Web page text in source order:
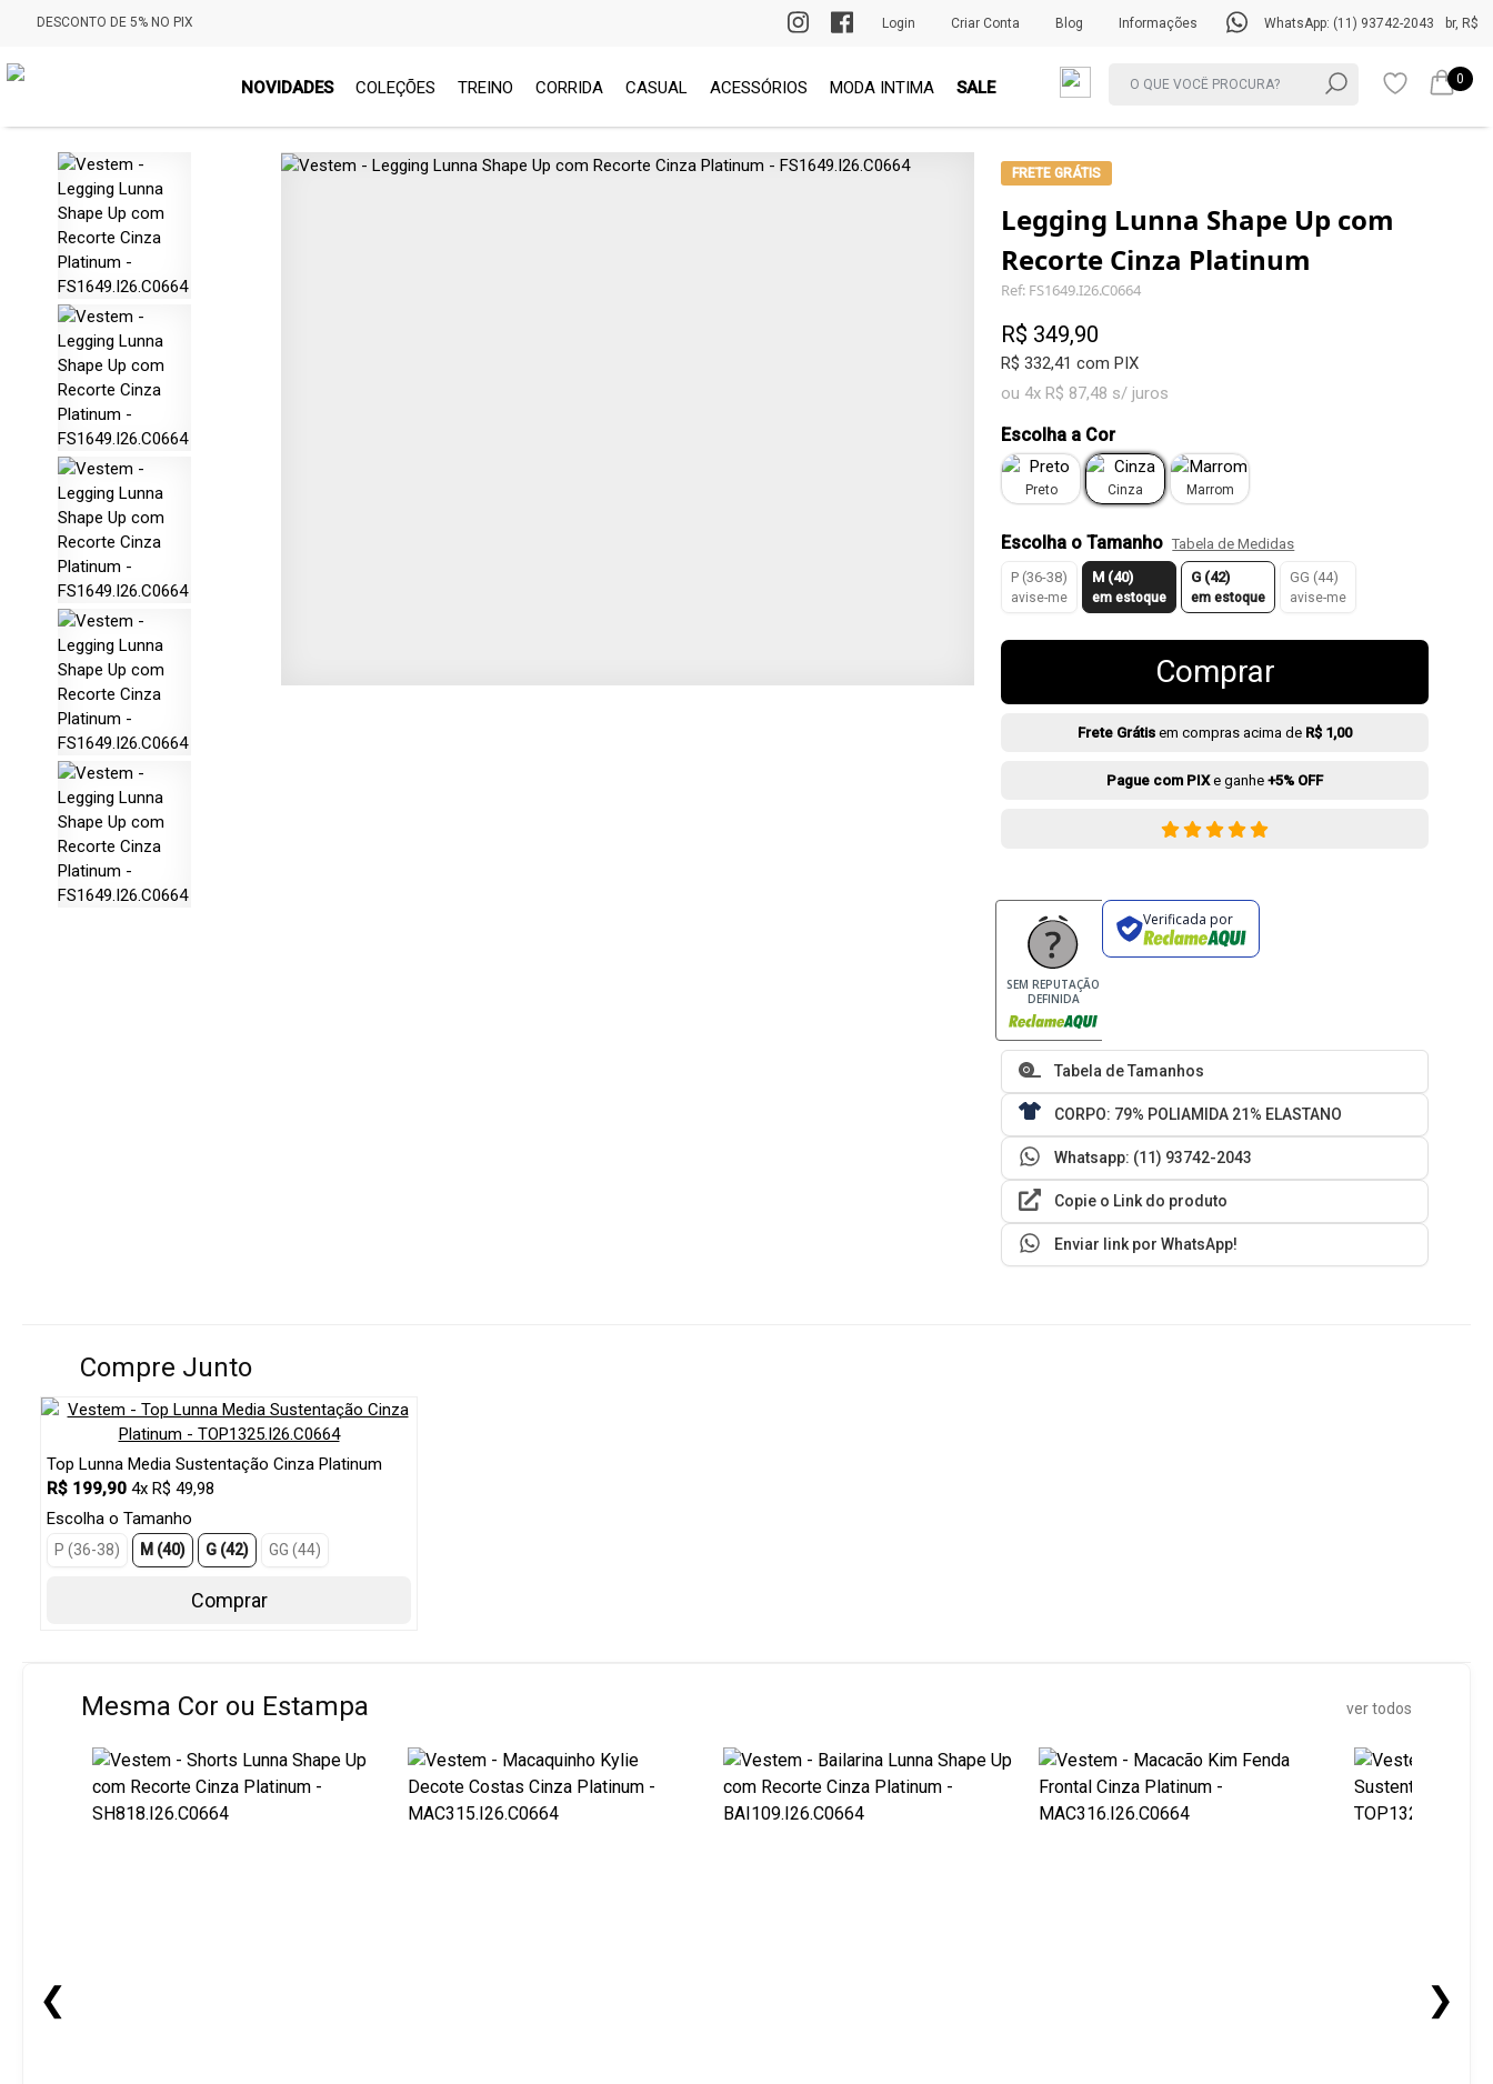
DESCONTO DE 5% NO PIX PRIMEIRA TROCA GRÁTIS br, R$
WhatsApp: (11) 93742-2043
Informações
Blog
Criar Conta
Login
NOVIDADES COLEÇÕES TREINO CORRIDA CASUAL ACESSÓRIOS MODA INTIMA SALE 0
FRETE GRÁTIS
Legging Lunna Shape Up com
Recorte Cinza Platinum
Ref: FS1649.I26.C0664
R$ 349,90
R$ 332,41 com PIX
ou 4x R$ 87,48 s/ juros
Escolha a Cor
Preto Cinza Marrom
Escolha o Tamanho Tabela de Medidas
P (36-38)
avise-me
M (40)
em estoque
G (42)
em estoque
GG (44)
avise-me
Comprar
Frete Grátis em compras acima de R$ 1,00
Pague com PIXe ganhe+5% OFF
SEM REPUTAÇÃO
DEFINIDA
Verificada por
Tabela de Tamanhos
CORPO: 79% POLIAMIDA 21% ELASTANO
Whatsapp: (11) 93742-2043
Copie o Link do produto
Enviar link por WhatsApp!
Compre Junto
Top Lunna Media Sustentação Cinza Platinum
R$ 199,90 4x R$ 49,98
Escolha o Tamanho
P (36-38) M (40) G (42) GG (44)
Comprar
Mesma Cor ou Estampa ver todos
❮ ❯